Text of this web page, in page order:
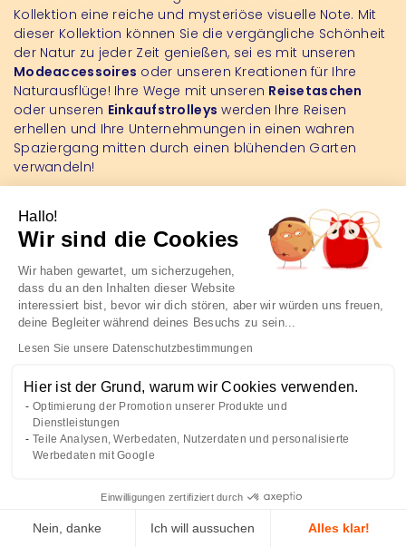
Kollektion eine reiche und mysteriöse visuelle Note. Mit
dieser Kollektion können Sie die vergängliche Schönheit
der Natur zu jeder Zeit genießen, sei es mit unseren
Modeaccessoires oder unseren Kreationen für Ihre
Naturausflüge! Ihre Wege mit unseren Reisetaschen
oder unseren Einkaufstrolleys werden Ihre Reisen
erhellen und Ihre Unternehmungen in einen wahren
Spaziergang mitten durch einen blühenden Garten
verwandeln!
Kostenloser Versand
Bei einem Kaufwert von
59€
Eine Anfrage?
Geschenkpapier
Hallo!
Wir sind die Cookies
Wir haben gewartet, um sicherzugehen,
dass du an den Inhalten dieser Website
interessiert bist, bevor wir dich stören, aber wir würden uns freuen,
deine Begleiter während deines Besuchs zu sein...
Lesen Sie unsere Datenschutzbestimmungen
Hier ist der Grund, warum wir Cookies verwenden.
Optimierung der Promotion unserer Produkte und
Dienstleistungen
Teile Analysen, Werbedaten, Nutzerdaten und personalisierte
Werbedaten mit Google
Einwilligungen zertifiziert durch
Nein, danke Ich will aussuchen Alles klar!